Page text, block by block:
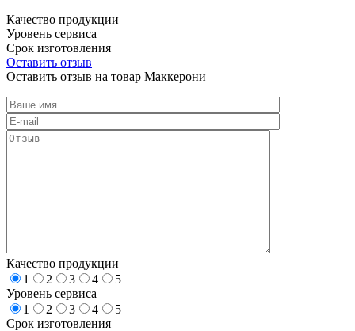
Качество продукции
Уровень сервиса
Срок изготовления
Оставить отзыв
Оставить отзыв на товар Маккерони
Качество продукции
1
2 3 4
5
Уровень сервиса
1
2 3 4
5
Срок изготовления